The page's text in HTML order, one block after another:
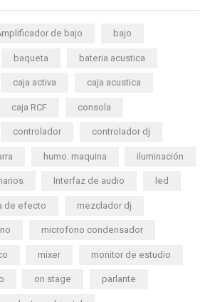
de bajo bajo
baqueta bateria acustica
caja activa caja acustica
caja RCF consola
controlador controlador dj
humo. maquina iluminación
Interfaz de audio led
de efecto mezclador dj
microfono condensador
mixer monitor de estudio
on stage parlante